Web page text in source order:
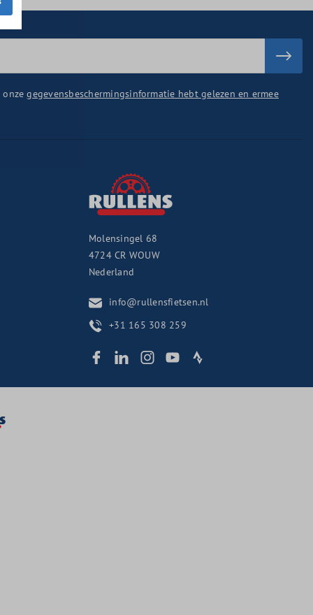
onzegegevensbeschermingsinformatie hebt gelezen en ermee
Molensingel 68
4724 CR WOUW
Nederland
info@rullensfietsen.nl
+31 165 308 259